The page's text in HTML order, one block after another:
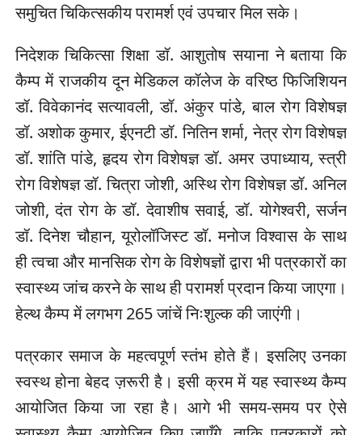
समुचित चिकित्सकीय परामर्श एवं उपचार मिल सके।
निदेशक चिकित्सा शिक्षा डॉ. आशुतोष सयाना ने बताया कि
कैम्प में राजकीय दून मेडिकल कॉलेज के वरिष्ठ फिजिशियन
डॉ. विवेकानंद सत्यावली, डॉ. अंकुर पांडे, बाल रोग विशेषज्ञ
डॉ. अशोक कुमार, ईएनटी डॉ. नितिन शर्मा, नेत्र रोग विशेषज्ञ
डॉ. शांति पांडे, हृदय रोग विशेषज्ञ डॉ. अमर उपाध्याय, स्त्री
रोग विशेषज्ञ डॉ. चित्रा जोशी, अस्थि रोग विशेषज्ञ डॉ. अनिल
जोशी, दंत रोग के डॉ. देवाशीष सवाई, डॉ. योगेश्वरी, सर्जन
डॉ. दिनेश चौहान, यूरोलॉजिस्ट डॉ. मनोज विश्वास के साथ
ही त्वचा और मानसिक रोग के विशेषज्ञों द्वारा भी पत्रकारों का
स्वास्थ्य जांच करने के साथ ही परामर्श प्रदान किया जाएगा।
हेल्थ कैम्प में लगभग 265 जांचें निःशुल्क की जाएंगी।
पत्रकार समाज के महत्वपूर्ण स्तंभ होते हैं। इसलिए उनका
स्वस्थ होना बेहद ज़रूरी है। इसी क्रम में यह स्वास्थ्य कैम्प
आयोजित किया जा रहा है। आगे भी समय-समय पर ऐसे